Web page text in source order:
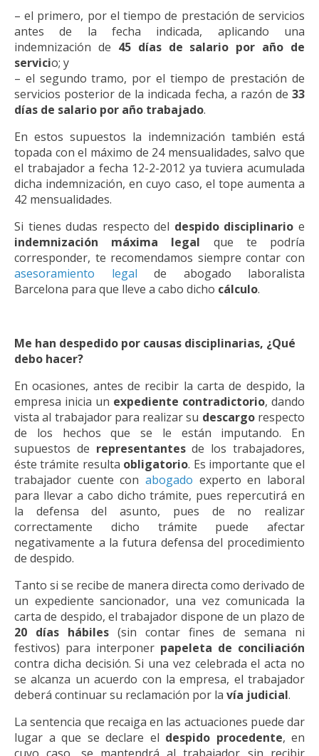
– el primero, por el tiempo de prestación de servicios
antes de la fecha indicada, aplicando una
indemnización de 45 días de salario por año de
servicio; y
– el segundo tramo, por el tiempo de prestación de
servicios posterior de la indicada fecha, a razón de 33
días de salario por año trabajado.
En estos supuestos la indemnización también está
topada con el máximo de 24 mensualidades, salvo que
el trabajador a fecha 12-2-2012 ya tuviera acumulada
dicha indemnización, en cuyo caso, el tope aumenta a
42 mensualidades.
Si tienes dudas respecto del despido disciplinario e
indemnización máxima legal que te podría
corresponder, te recomendamos siempre contar con
asesoramiento legal de abogado laboralista
Barcelona para que lleve a cabo dicho cálculo.
Me han despedido por causas disciplinarias, ¿Qué
debo hacer?
En ocasiones, antes de recibir la carta de despido, la
empresa inicia un expediente contradictorio, dando
vista al trabajador para realizar su descargorespecto
de los hechos que se le están imputando. En
supuestos de representantesde los trabajadores,
éste trámite resulta obligatorio. Es importante que el
trabajador cuente con abogado experto en laboral
para llevar a cabo dicho trámite, pues repercutirá en
la defensa del asunto, pues de no realizar
correctamente dicho trámite puede afectar
negativamente a la futura defensa del procedimiento
de despido.
Tanto si se recibe de manera directa como derivado de
un expediente sancionador, una vez comunicada la
carta de despido, el trabajador dispone de un plazo de
20 días hábiles (sin contar fines de semana ni
festivos) para interponer papeleta de conciliación
contra dicha decisión. Si una vez celebrada el acta no
se alcanza un acuerdo con la empresa, el trabajador
deberá continuar su reclamación por la vía judicial.
La sentencia que recaiga en las actuaciones puede dar
lugar a que se declare el despido procedente, en